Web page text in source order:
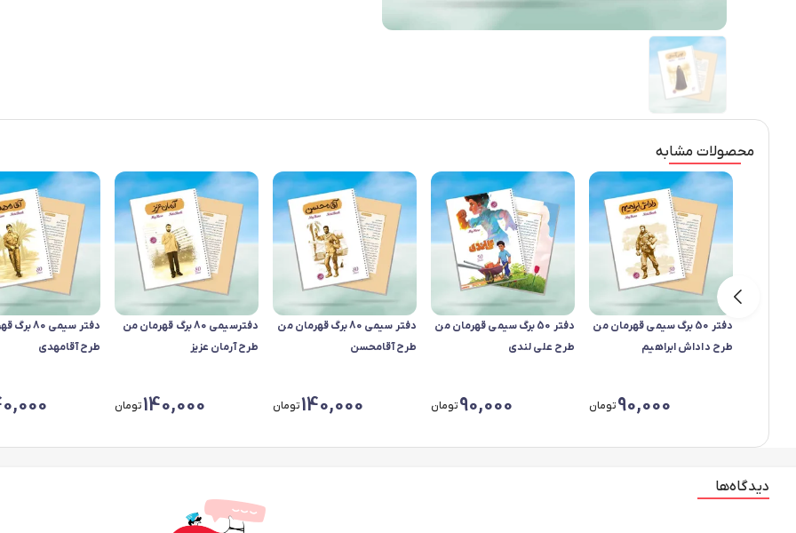
محصولات مشابه
دفتر 50 برگ سیمی قهرمان من
طرح داداش ابراهیم
90,000تومان
دفتر 50 برگ سیمی قهرمان من
طرح علی لندی
90,000تومان
دفتر سیمی 80 برگ قهرمان من
طرح آقامحسن
140,000تومان
دفترسیمی 80 برگ قهرمان من
طرح آرمان عزیز
140,000تومان
دفتر سیمی
طرح آقامهدی
دیدگاه‌ها